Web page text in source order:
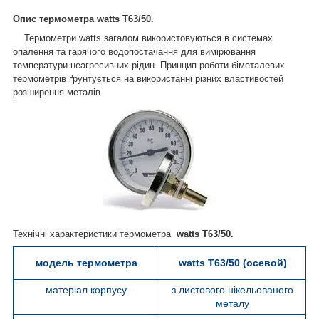
Опис термометра watts T63/50.
Термометри watts загалом використовуються в системах
опалення та гарячого водопостачання для вимірювання
температури неагресивних рідин. Принцип роботи біметалевих
термометрів ґрунтується на використанні різних властивостей
розширення металів.
Технічні характеристики термометра watts T63/50.
модель термометра watts T63/50 (осевой)
матеріал корпусу
з листового нікельованого
металу